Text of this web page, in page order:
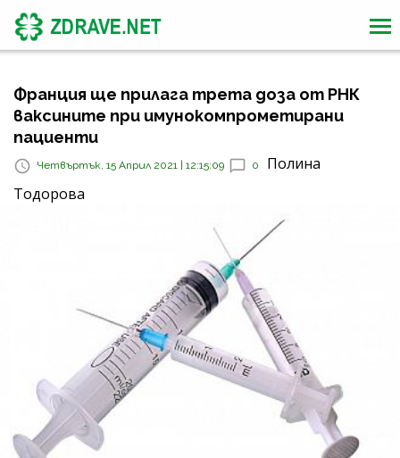
Франция ще прилага трета доза от РНК
ваксините при имунокомпрометирани
пациенти
Четвъртък, 15 Април 2021 | 12:15:09 0
Полина
Тодорова